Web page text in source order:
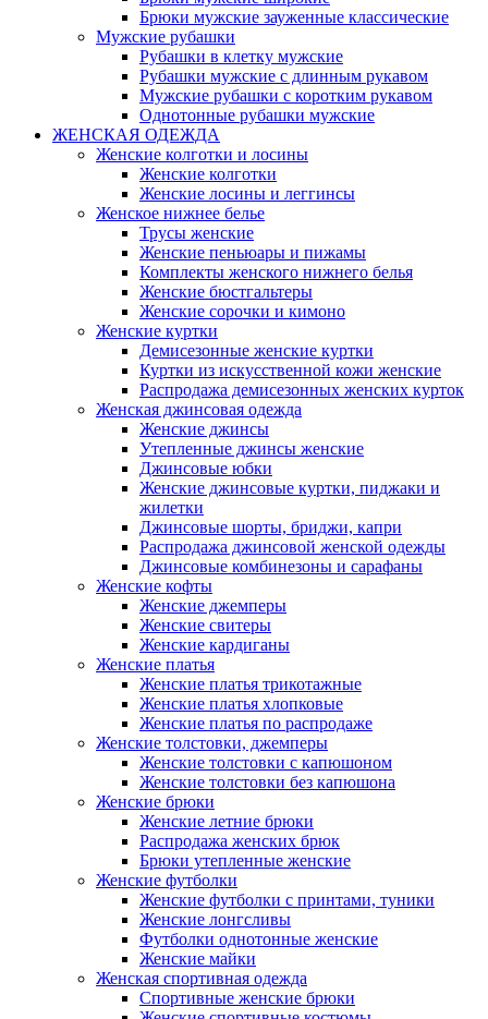
Брюки мужские зауженные классические
Мужские рубашки
Рубашки в клетку мужские
Рубашки мужские с длинным рукавом
Мужские рубашки с коротким рукавом
Однотонные рубашки мужские
ЖЕНСКАЯ ОДЕЖДА
Женские колготки и лосины
Женские колготки
Женские лосины и леггинсы
Женское нижнее белье
Трусы женские
Женские пеньюары и пижамы
Комплекты женского нижнего белья
Женские бюстгальтеры
Женские сорочки и кимоно
Женские куртки
Демисезонные женские куртки
Куртки из искусственной кожи женские
Распродажа демисезонных женских курток
Женская джинсовая одежда
Женские джинсы
Утепленные джинсы женские
Джинсовые юбки
Женские джинсовые куртки, пиджаки и
жилетки
Джинсовые шорты, бриджи, капри
Распродажа джинсовой женской одежды
Джинсовые комбинезоны и сарафаны
Женские кофты
Женские джемперы
Женские свитеры
Женские кардиганы
Женские платья
Женские платья трикотажные
Женские платья хлопковые
Женские платья по распродаже
Женские толстовки, джемперы
Женские толстовки с капюшоном
Женские толстовки без капюшона
Женские брюки
Женские летние брюки
Распродажа женских брюк
Брюки утепленные женские
Женские футболки
Женские футболки с принтами, туники
Женские лонгсливы
Футболки однотонные женские
Женские майки
Женская спортивная одежда
Спортивные женские брюки